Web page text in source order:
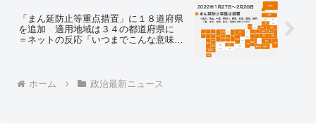
「まん延防止等重点措置」に１８道府県
を追加 適用地域は３４の都道府県に
＝ネットの反応「いつまでこんな意味の
ホーム 政治最新ニュース